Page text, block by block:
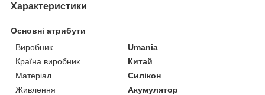
Характеристики
Основні атрибути
Виробник
Umania
Країна виробник
Китай
Матеріал
Силікон
Живлення
Акумулятор